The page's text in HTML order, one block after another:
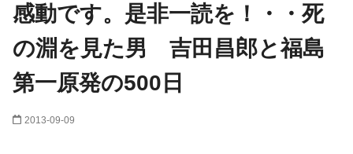
感動です。是非一読を！・・死
の淵を見た男 吉田昌郎と福島
第一原発の500日
2013-09-09